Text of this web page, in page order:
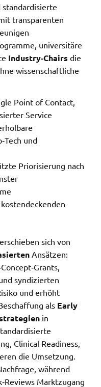
transparenten
universitäre
Industry‑Chairs die
wissenschaftliche
Point of Contact,
Service
und
Priorisierung nach
sich von
Ansätzen:
syndizierten
und erhöht
als Early
in
Clinical Readiness,
die Umsetzung.
während
Marktzugang